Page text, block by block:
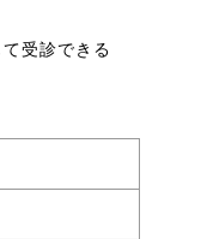
受診できる